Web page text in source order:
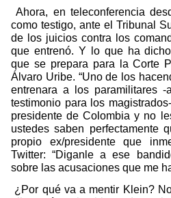
Ahora, en teleconferencia
como testigo, ante el Tribunal
de los juicios contra los
que entrenó. Y lo que ha
que se prepara para la Corte
Álvaro Uribe. “Uno de los
entrenara a los paramilitares
testimonio para los
presidente de Colombia y no
ustedes saben perfectamente
propio ex/presidente que
Twitter: “Diganle a ese
sobre las acusaciones que me
¿Por qué va a mentir Klein?